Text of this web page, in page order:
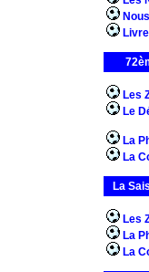
Les
Le
La
La
La
Les
La
La